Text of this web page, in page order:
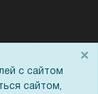
с сайтом
сайтом,
×